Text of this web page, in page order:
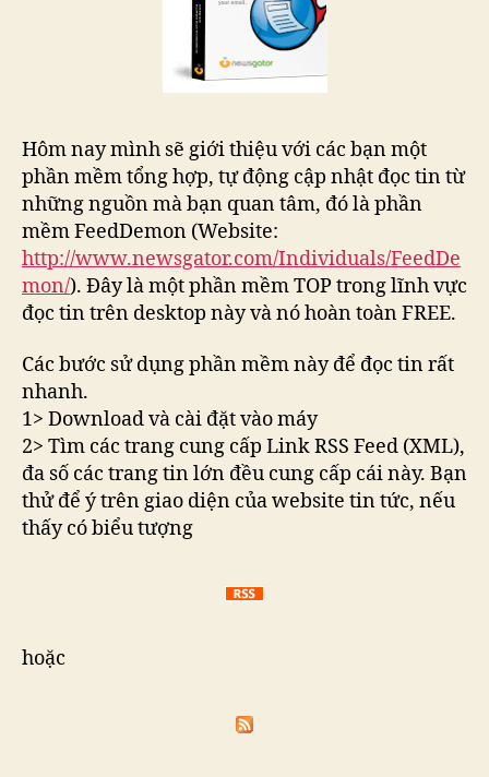
Hôm nay mình sẽ giới thiệu với các bạn một
phần mềm tổng hợp, tự động cập nhật đọc tin từ
những nguồn mà bạn quan tâm, đó là phần
mềm FeedDemon (Website:
http://www.newsgator.com/Individuals/FeedDe
mon/). Đây là một phần mềm TOP trong lĩnh vực
đọc tin trên desktop này và nó hoàn toàn FREE.
Các bước sử dụng phần mềm này để đọc tin rất
nhanh.
1> Download và cài đặt vào máy
2> Tìm các trang cung cấp Link RSS Feed (XML),
đa số các trang tin lớn đều cung cấp cái này. Bạn
thử để ý trên giao diện của website tin tức, nếu
thấy có biểu tượng
hoặc